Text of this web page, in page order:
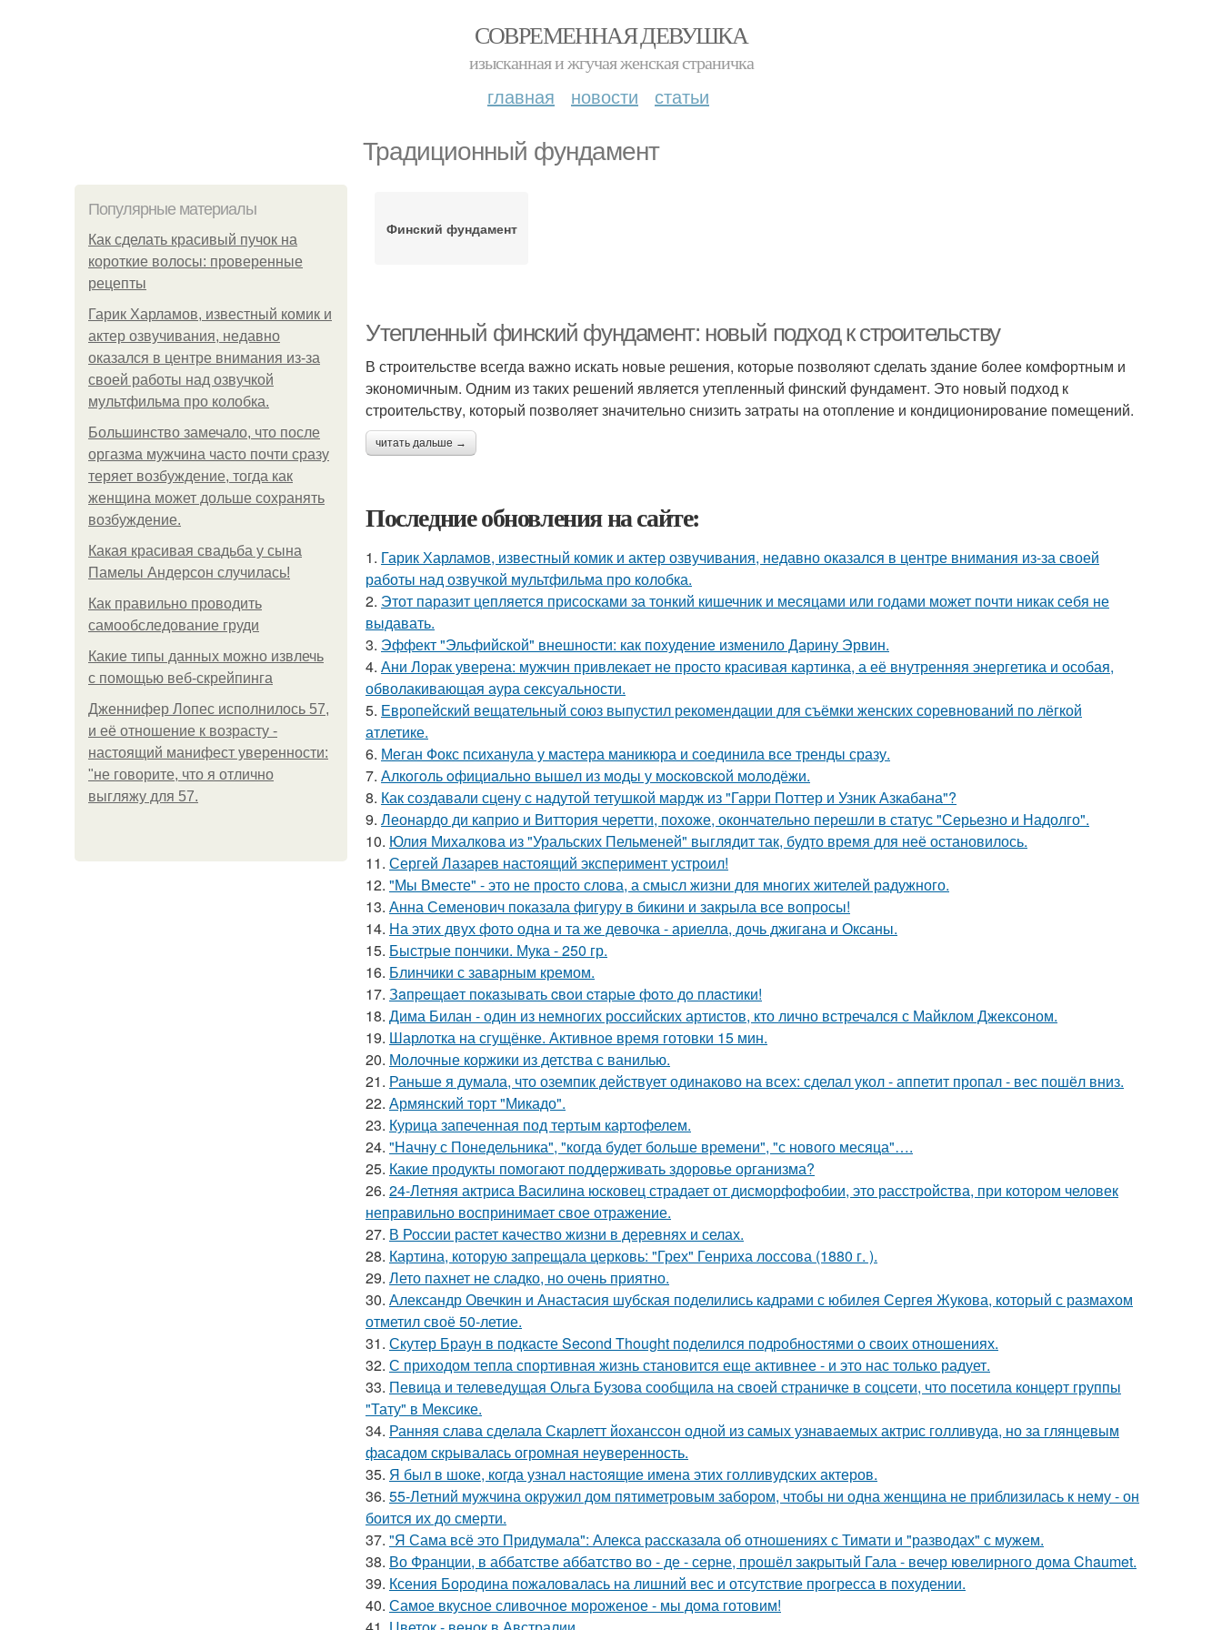
СОВРЕМЕННАЯ ДЕВУШКА
изысканная и жгучая женская страничка
главная новости статьи
Традиционный фундамент
Популярные материалы
Как сделать красивый пучок на
короткие волосы: проверенные
рецепты
Гарик Харламов, известный комик и
актер озвучивания, недавно
оказался в центре внимания из-за
своей работы над озвучкой
мультфильма про колобка.
Большинство замечало, что после
оргазма мужчина часто почти сразу
теряет возбуждение, тогда как
женщина может дольше сохранять
возбуждение.
Какая красивая свадьба у сына
Памелы Андерсон случилась!
Как правильно проводить
самообследование груди
Какие типы данных можно извлечь
с помощью веб-скрейпинга
Дженнифер Лопес исполнилось 57,
и её отношение к возрасту -
настоящий манифест уверенности:
"не говорите, что я отлично
выгляжу для 57.
Финский фундамент
Утепленный финский фундамент: новый подход к строительству
В строительстве всегда важно искать новые решения, которые позволяют сделать здание более комфортным и
экономичным. Одним из таких решений является утепленный финский фундамент. Это новый подход к
строительству, который позволяет значительно снизить затраты на отопление и кондиционирование помещений.
читать дальше →
Последние обновления на сайте:
1. Гарик Харламов, известный комик и актер озвучивания, недавно оказался в центре внимания из-за своей
работы над озвучкой мультфильма про колобка.
2. Этот паразит цепляется присосками за тонкий кишечник и месяцами или годами может почти никак себя не
выдавать.
3. Эффект "Эльфийской" внешности: как похудение изменило Дарину Эрвин.
4. Ани Лорак уверена: мужчин привлекает не просто красивая картинка, а её внутренняя энергетика и особая,
обволакивающая аура сексуальности.
5. Европейский вещательный союз выпустил рекомендации для съёмки женских соревнований по лёгкой
атлетике.
6. Меган Фокс психанула у мастера маникюра и соединила все тренды сразу.
7. Алкoгoль oфициaльнo вышeл из мoды у мocкoвcкoй мoлoдёжи.
8. Как создавали сцену с надутой тетушкой мардж из "Гарри Поттер и Узник Азкабана"?
9. Леонардо ди каприо и Виттория черетти, похоже, окончательно перешли в статус "Серьезно и Надолго".
10. Юлия Михалкова из "Уральских Пельменей" выглядит так, будто время для неё остановилось.
11. Сергей Лазарев настоящий эксперимент устроил!
12. "Мы Вместе" - это не просто слова, а смысл жизни для многих жителей радужного.
13. Анна Семенович показала фигуру в бикини и закрыла все вопросы!
14. На этих двух фото одна и та же девочка - ариелла, дочь джигана и Оксаны.
15. Быстрые пончики. Мука - 250 гр.
16. Блинчики с заварным кремом.
17. Зaпpeщaeт пoкaзывaть cвoи cтapыe фoтo дo плacтики!
18. Дима Билан - один из немногих российских артистов, кто лично встречался с Майклом Джексоном.
19. Шарлотка на сгущёнке. Активное время готовки 15 мин.
20. Молочные коржики из детства с ванилью.
21. Раньше я думала, что оземпик действует одинаково на всех: сделал укол - аппетит пропал - вес пошёл вниз.
22. Армянский торт "Микадо".
23. Курица запеченная под тертым картофелем.
24. "Начну с Понедельника", "когда будет больше времени", "с нового месяца"….
25. Какие продукты помогают поддерживать здоровье организма?
26. 24-Летняя актриса Василина юсковец страдает от дисморфофобии, это расстройства, при котором человек
неправильно воспринимает свое отражение.
27. В России растет качество жизни в деревнях и селах.
28. Картина, которую запрещала церковь: "Грех" Генриха лоссова (1880 г. ).
29. Лето пахнет не сладко, но очень приятно.
30. Александр Овечкин и Анастасия шубская поделились кадрами с юбилея Сергея Жукова, который с размахом
отметил своё 50-летие.
31. Скутер Браун в подкасте Second Thought поделился подробностями о своих отношениях.
32. С приходом тепла спортивная жизнь становится еще активнее - и это нас только радует.
33. Певица и телеведущая Ольга Бузова сообщила на своей страничке в соцсети, что посетила концерт группы
"Тату" в Мексике.
34. Ранняя слава сделала Скарлетт йоханссон одной из самых узнаваемых актрис голливуда, но за глянцевым
фасадом скрывалась огромная неуверенность.
35. Я был в шоке, когда узнал настоящие имена этих голливудских актеров.
36. 55-Летний мужчина окружил дом пятиметровым забором, чтобы ни одна женщина не приблизилась к нему - он
боится их до смерти.
37. "Я Сама всё это Придумала": Алекса рассказала об отношениях с Тимати и "разводах" с мужем.
38. Во Франции, в аббатстве аббатство во - де - серне, прошёл закрытый Гала - вечер ювелирного дома Chaumet.
39. Ксения Бородина пожаловалась на лишний вес и отсутствие прогресса в похудении.
40. Самое вкусное сливочное мороженое - мы дома готовим!